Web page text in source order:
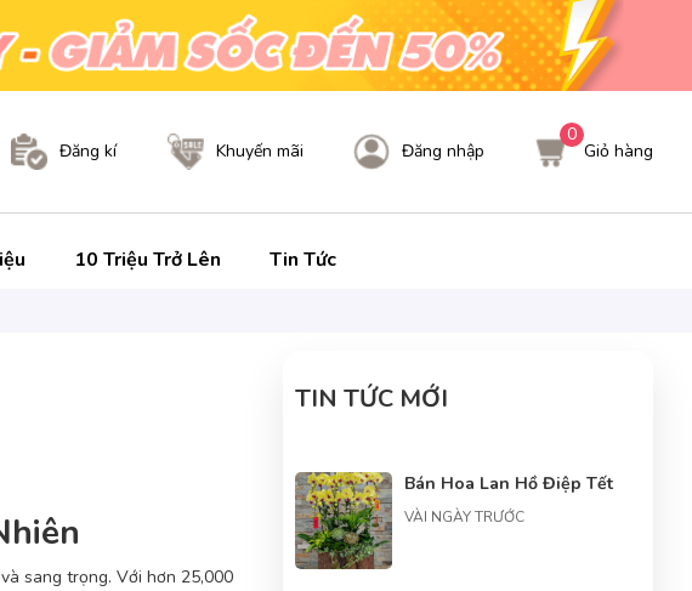
Đăng kí Khuyến mãi Đăng nhập
0
Giỏ hàng
10 Triệu Trở Lên Tin Tức
sang trọng. Với hơn 25,000
TIN TỨC MỚI
Bán Hoa Lan Hồ Điệp Tết
VÀI NGÀY TRƯỚC